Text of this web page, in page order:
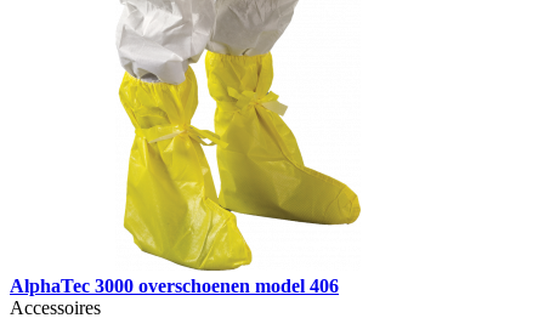
AlphaTec 3000 overschoenen model 406
Accessoires